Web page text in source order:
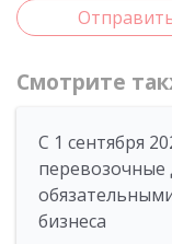
Смотрите
С 1 сентября
перевозочные
бизнеса